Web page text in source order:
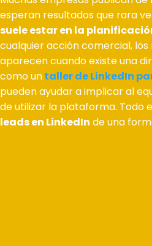
esperan resultados que rara
suele estar en la
cualquier acción comercial,
aparecen cuando existe una
como untaller de LinkedIn
pueden ayudar a implicar al
de utilizar la plataforma. Todo
leads en LinkedIn de una